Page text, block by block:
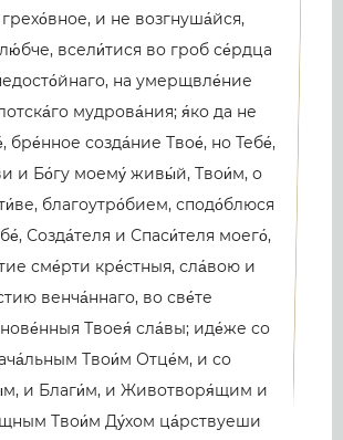
и не возгнуша́йся,
всели́тися во гроб се́рдца
на умерщвле́ние
мудрова́ния; я́ко да не
бре́нное созда́ние Твое́, но Тебе́,
и Бо́гу моему́ живы́й, Твои́м, о
благоутро́бием, сподо́блюся
Созда́теля и Спаси́теля моего́,
сме́рти кре́стныя, сла́вою и
венча́ннаго, во све́те
Твоея́ сла́вы; иде́же со
Твои́м Отце́м, и со
и Благи́м, и Животворя́щим и
Твои́м Ду́хом ца́рствуеши